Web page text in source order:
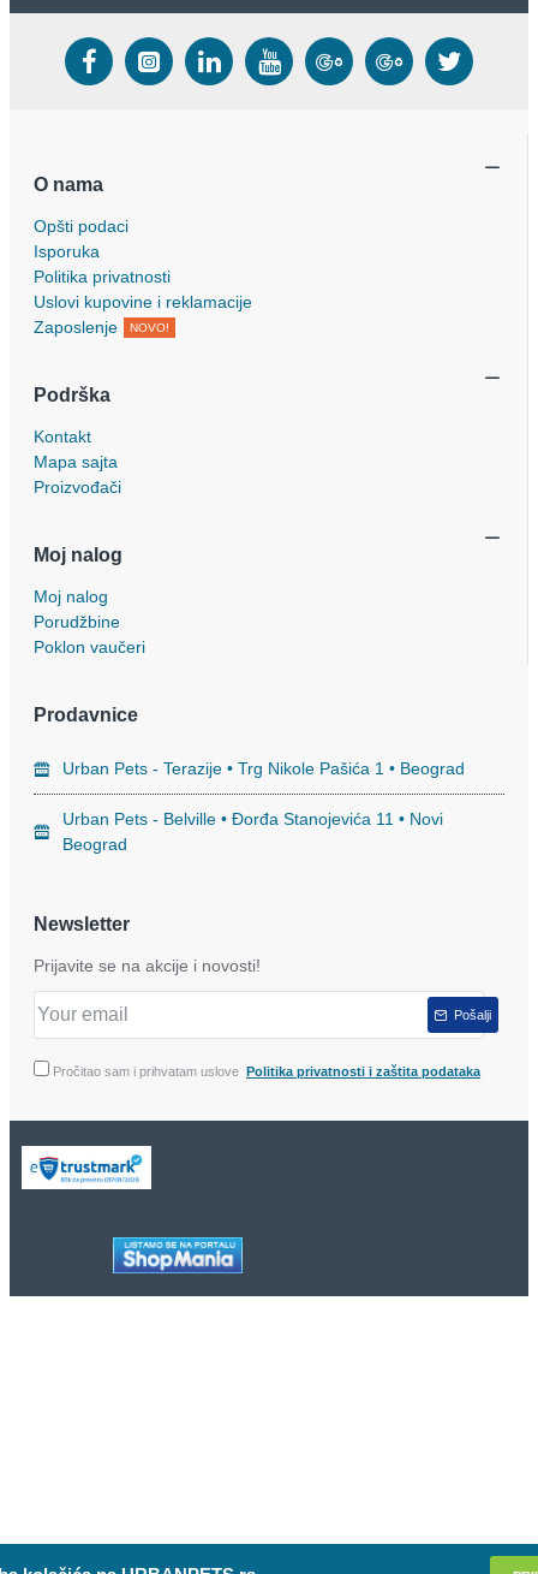
O nama
Opšti podaci
Isporuka
Politika privatnosti
Uslovi kupovine i reklamacije
Zaposlenje
NOVO!
Podrška
Kontakt
Mapa sajta
Proizvođači
Moj nalog
Moj nalog
Porudžbine
Poklon vaučeri
Prodavnice
Urban Pets - Terazije • Trg Nikole Pašića 1 • Beograd
Urban Pets - Belville • Đorđa Stanojevića 11 • Novi
Beograd
Newsletter
Prijavite se na akcije i novosti!
Pošalji
Pročitao sam i prihvatam uslove Politika privatnosti i zaštita podataka